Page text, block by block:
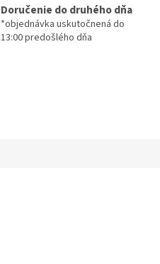
Doručenie do druhého dňa
*objednávka uskutočnená do
13:00 predošlého dňa